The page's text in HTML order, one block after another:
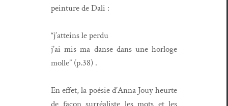
pein­ture de Dali :
“j’at­teins le perdu
j’ai mis ma danse dans une hor­loge
molle” (p.38) .
En effet, la poésie d’An­na Jouy heurte